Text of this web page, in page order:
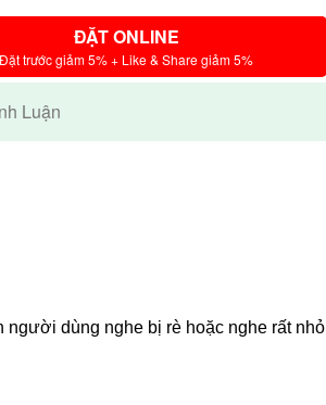
ĐẶT ONLINE
Đặt trước giảm 5% + Like & Share giảm 5%
Luận
người dùng nghe bị rè hoặc nghe rất nhỏ